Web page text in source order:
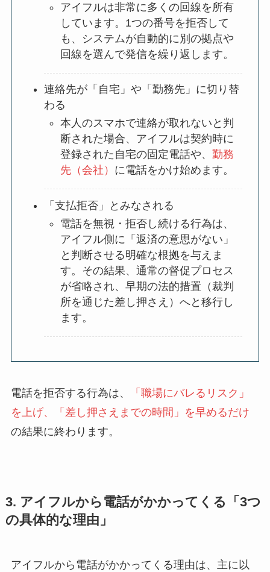
アイフルは非常に多くの回線を所有
しています。1つの番号を拒否して
も、システムが自動的に別の拠点や
回線を選んで発信を繰り返します。
連絡先が「自宅」や「勤務先」に切り替
わる
本人のスマホで連絡が取れないと判
断された場合、アイフルは契約時に
登録された自宅の固定電話や、 勤務
先（会社） に電話をかけ始めます。
「支払拒否」とみなされる
電話を無視・拒否し続ける行為は、
アイフル側に「返済の意思がない」
と判断させる明確な根拠を与えま
す。その結果、通常の督促プロセス
が省略され、早期の法的措置（裁判
所を通じた差し押さえ）へと移行し
ます。
電話を拒否する行為は、
「職場にバレるリスク」
を上げ、「差し押さえまでの時間」を早めるだけ
の結果に終わります。
3. アイフルから電話がかかってくる「3つ
の具体的な理由」
アイフルから電話がかかってくる理由は、主に以